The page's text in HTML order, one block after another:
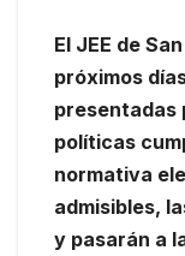
El JEE de
próximos
presentadas
políticas
normativa
admisibles,
y pasarán a